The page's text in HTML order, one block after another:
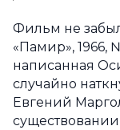
Фильм не
«Памир»,
написанная
случайно
Евгений